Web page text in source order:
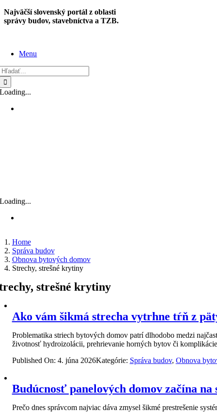
Skip
to
Najväčší slovenský portál z oblasti
správy budov, stavebníctva a TZB.
Menu
Loading...
Loading...
Home
Správa budov
Obnova bytových domov
Strechy, strešné krytiny
strešné krytiny
Ako vám šikmá strecha vytrhne tŕň z
Problematika striech bytových domov patrí dlhodobo medzi
životnosť hydroizolácii, prehrievanie horných bytov či
Published On: 4. júna 2026Kategórie: Správa budov, Obnova
Budúcnosť panelových domov začína na
Prečo dnes správcom najviac dáva zmysel šikmé prestrešenie